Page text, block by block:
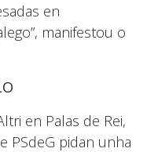
en
manifestou o
en Palas de Rei,
PSdeG pidan unha